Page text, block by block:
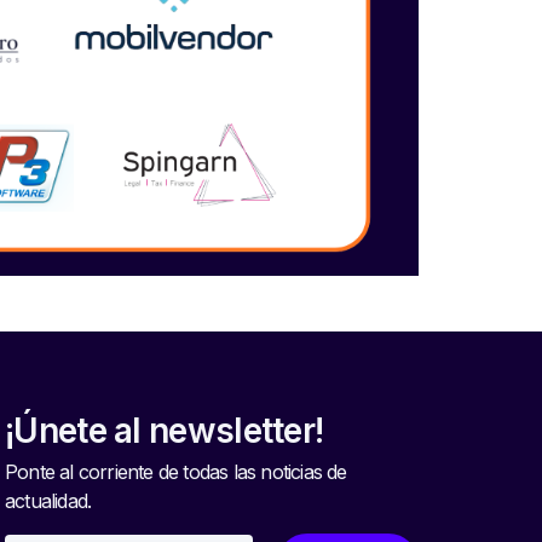
¡Únete al newsletter!
Ponte al corriente de todas las noticias de
actualidad.